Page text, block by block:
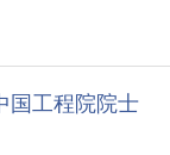
国工程院院士